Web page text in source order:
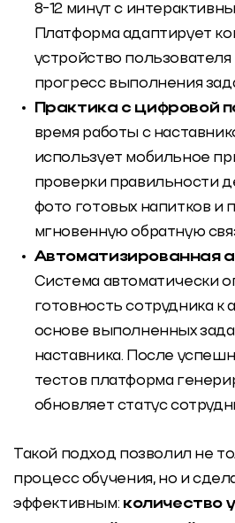
8-12 минут с
Платформа адаптирует
устройство
прогресс выполнения
Практика с цифровой
время работы с
использует мобильное
проверки правильности
фото готовых напитков и
мгновенную обратную
Автоматизированная
Система автоматически
готовность сотрудника к
основе выполненных
наставника. После
тестов платформа
обновляет статус
Такой подход позволил не
процесс обучения, но и
эффективным: количество